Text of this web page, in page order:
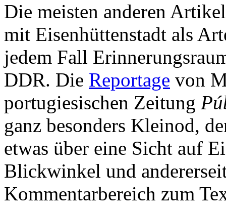
Die meisten anderen
mit Eisenhüttenstadt als
jedem Fall
DDR. Die Reportage von
portugiesischen Zeitung
ganz besonders Kleinod,
etwas über eine Sicht auf
Blickwinkel und
Kommentarbereich zum